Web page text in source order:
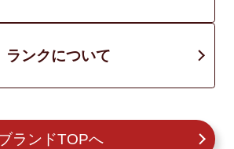
ランクについて
ランドTOPへ